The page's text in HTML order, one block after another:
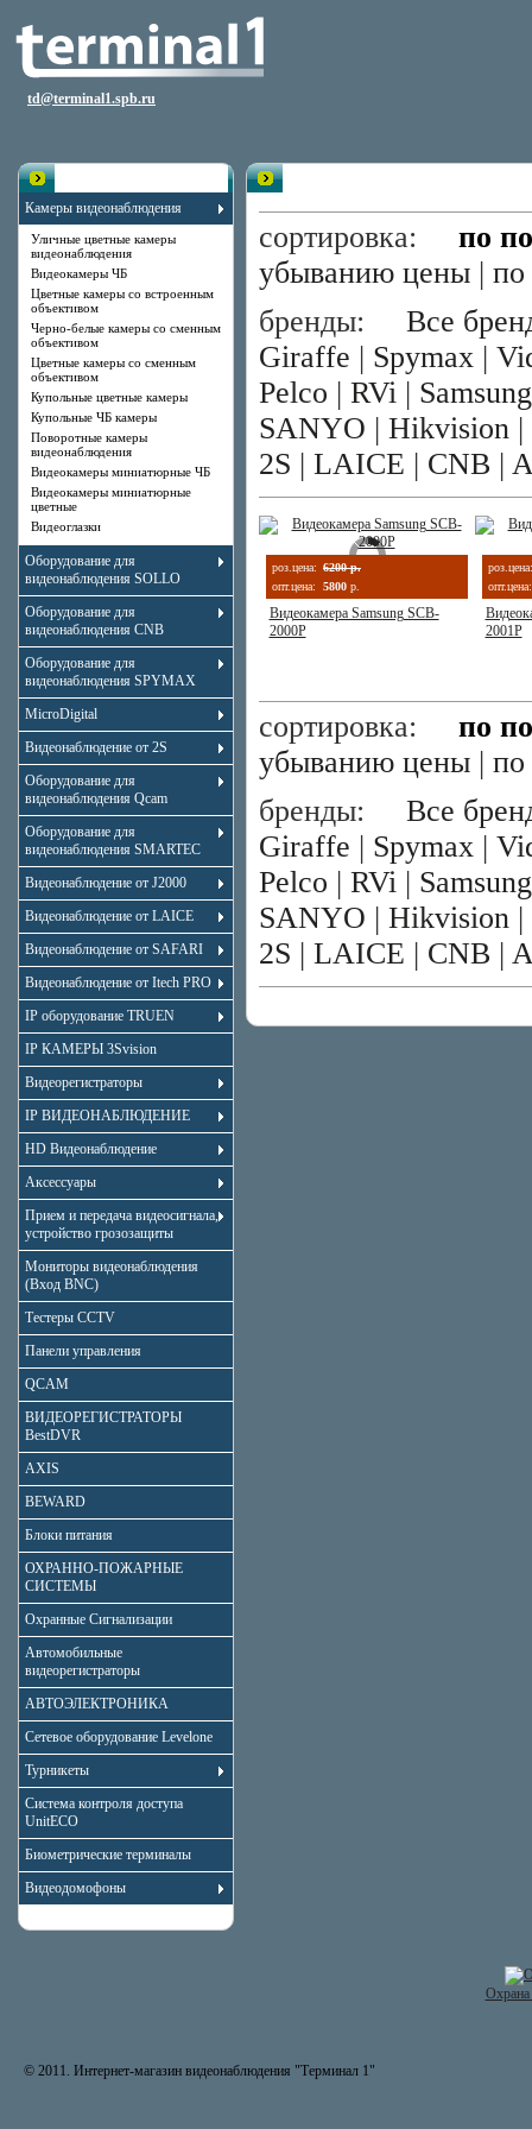
td@terminal1.spb.ru
Камеры видеонаблюдения
Уличные цветные камеры
видеонаблюдения
Видеокамеры ЧБ
Цветные камеры со встроенным
объективом
Черно-белые камеры со сменным
объективом
Цветные камеры со сменным
объективом
Купольные цветные камеры
Купольные ЧБ камеры
Поворотные камеры
видеонаблюдения
Видеокамеры миниатюрные ЧБ
Видеокамеры миниатюрные
цветные
Видеоглазки
Оборудование для
видеонаблюдения SOLLO
Оборудование для
видеонаблюдения CNB
Оборудование для
видеонаблюдения SPYMAX
MicroDigital
Видеонаблюдение от 2S
Оборудование для
видеонаблюдения Qcam
Оборудование для
видеонаблюдения SMARTEC
Видеонаблюдение от J2000
Видеонаблюдение от LAICE
Видеонаблюдение от SAFARI
Видеонаблюдение от Itech PRO
IP оборудование TRUEN
IP КАМЕРЫ 3Svision
Видеорегистраторы
IP ВИДЕОНАБЛЮДЕНИЕ
HD Видеонаблюдение
Аксессуары
Прием и передача видеосигнала,
устройство грозозащиты
Мониторы видеонаблюдения
(Вход BNC)
Тестеры CCTV
Панели управления
QCAM
ВИДЕОРЕГИСТРАТОРЫ
BestDVR
AXIS
BEWARD
Блоки питания
ОХРАННО-ПОЖАРНЫЕ
СИСТЕМЫ
Охранные Сигнализации
Автомобильные
видеорегистраторы
АВТОЭЛЕКТРОНИКА
Сетевое оборудование Levelone
Турникеты
Система контроля доступа
UnitECO
Биометрические терминалы
Видеодомофоны
сортировка: по
убыванию цены |
бренды: Все
Giraffe | Spymax |
Pelco | RVi |
SANYO | Hikvision |
2S | LAICE | CNB |
роз.цена: 6200 р.
опт.цена:
5800 р.
Видеокамера Samsung SCB-
2000P
роз.цена:
опт.цена:
2001P
сортировка: по
убыванию цены |
бренды: Все
Giraffe | Spymax |
Pelco | RVi |
SANYO | Hikvision |
2S | LAICE | CNB |
© 2011. Интернет-магазин видеонаблюдения "Терминал 1"